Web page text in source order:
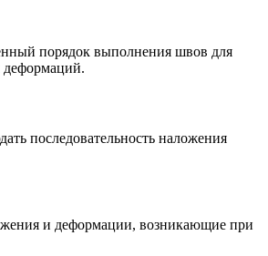
порядок выполнения швов для
последовательность наложения
и деформации, возникающие при